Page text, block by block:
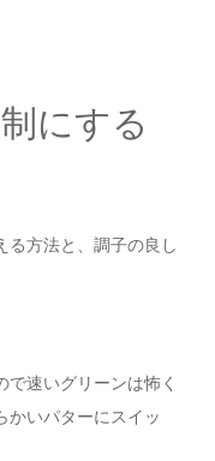
にする
る方法と、調子の良し
速いグリーンは怖く
かいパターにスイッ